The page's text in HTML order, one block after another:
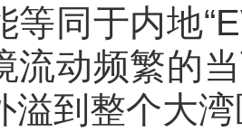
等同于内地
流动频繁的
溢到整个大